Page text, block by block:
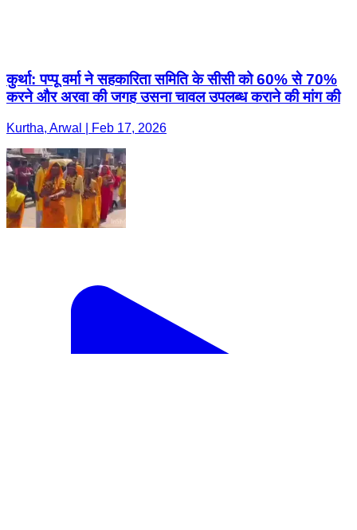
कुर्था: पप्पू वर्मा ने सहकारिता समिति के सीसी को 60% से 70%
करने और अरवा की जगह उसना चावल उपलब्ध कराने की मांग की
Kurtha, Arwal | Feb 17, 2026